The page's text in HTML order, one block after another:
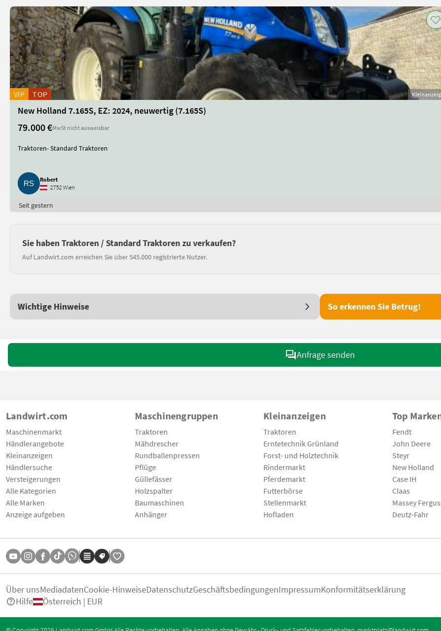
VIP TOP
New Holland 7.165S, EZ: 2024, neuwertig (7.165S)
79.000 €MwSt nicht ausweisbar
Traktoren- Standard Traktoren
Robert
2752 Wien
Seit gestern
Sie haben Traktoren / Standard Traktoren zu verkaufen?
Auf Landwirt.com erreichen Sie über 545.000 registrierte Nutzer.
Wichtige Hinweise So erkennen Sie Betrug!
Anfrage senden
Landwirt.com
Maschinenmarkt
Händlerangebote
Kleinanzeigen
Händlersuche
Versteigerungen
Alle Kategorien
Alle Marken
Anzeige aufgeben
Maschinengruppen
Traktoren
Mähdrescher
Rundballenpressen
Pflüge
Güllefässer
Holzspalter
Baumaschinen
Anhänger
Kleinanzeigen
Traktoren
Erntetechnik Grünland
Forst- und Holztechnik
Rindermarkt
Pferdemarkt
Futterbörse
Stellenmarkt
Hofladen
Top
Fendt
John Deere
Steyr
New Holland
Case IH
Claas
Massey
Deutz-Fahr
Über unsMediadatenCookie-HinweiseDatenschutzGeschäftsbedingungenImpressumKonformitätserklärung
Hilfe
Österreich | EUR